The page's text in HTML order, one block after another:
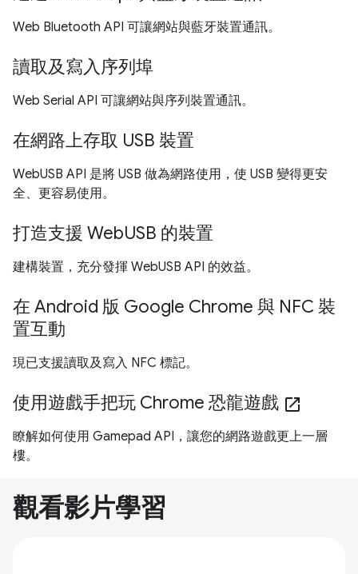
Web Bluetooth API 可讓網站與藍牙裝置通訊。
讀取及寫入序列埠
Web Serial API 可讓網站與序列裝置通訊。
在網路上存取 USB 裝置
WebUSB API 是將 USB 做為網路使用，使 USB 變得更安
全、更容易使用。
打造支援 WebUSB 的裝置
建構裝置，充分發揮 WebUSB API 的效益。
在 Android 版 Google Chrome 與 NFC 裝
置互動
現已支援讀取及寫入 NFC 標記。
使用遊戲手把玩 Chrome 恐龍遊戲 open_in_new
瞭解如何使用 Gamepad API，讓您的網路遊戲更上一層
樓。
觀看影片學習